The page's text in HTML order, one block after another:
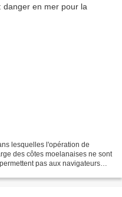
lesquelles l'opération de
des côtes moelanaises ne sont
pas aux navigateurs